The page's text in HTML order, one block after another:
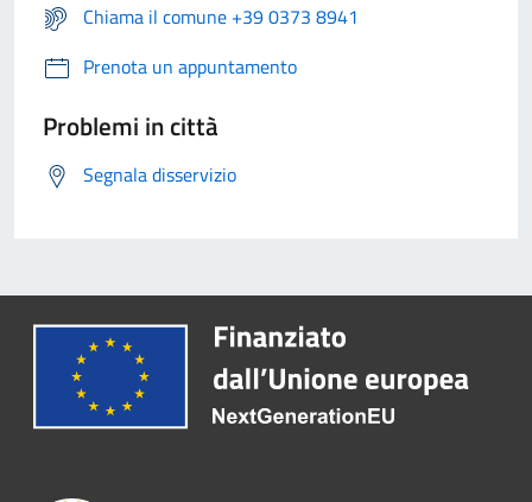
Chiama il comune +39 0373 8941
Prenota un appuntamento
Problemi in città
Segnala disservizio